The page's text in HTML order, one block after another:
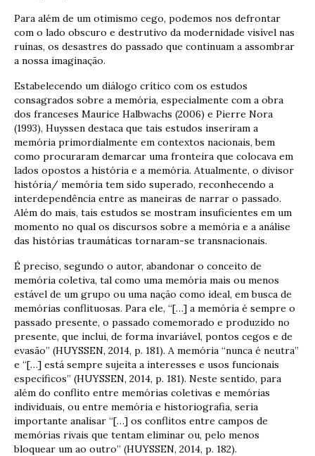
Para além de um otimismo cego, podemos nos defrontar
com o lado obscuro e destrutivo da modernidade visível nas
ruínas, os desastres do passado que continuam a assombrar
a nossa imaginação.
Estabelecendo um diálogo crítico com os estudos
consagrados sobre a memória, especialmente com a obra
dos franceses Maurice Halbwachs (2006) e Pierre Nora
(1993), Huyssen destaca que tais estudos inseriram a
memória primordialmente em contextos nacionais, bem
como procuraram demarcar uma fronteira que colocava em
lados opostos a história e a memória. Atualmente, o divisor
história/ memória tem sido superado, reconhecendo a
interdependência entre as maneiras de narrar o passado.
Além do mais, tais estudos se mostram insuficientes em um
momento no qual os discursos sobre a memória e a análise
das histórias traumáticas tornaram-se transnacionais.
É preciso, segundo o autor, abandonar o conceito de
memória coletiva, tal como uma memória mais ou menos
estável de um grupo ou uma nação como ideal, em busca de
memórias conflituosas. Para ele, “[…] a memória é sempre o
passado presente, o passado comemorado e produzido no
presente, que inclui, de forma invariável, pontos cegos e de
evasão” (HUYSSEN, 2014, p. 181). A memória “nunca é neutra”
e “[…] está sempre sujeita a interesses e usos funcionais
específicos” (HUYSSEN, 2014, p. 181). Neste sentido, para
além do conflito entre memórias coletivas e memórias
individuais, ou entre memória e historiografia, seria
importante analisar “[…] os conflitos entre campos de
memórias rivais que tentam eliminar ou, pelo menos
bloquear um ao outro” (HUYSSEN, 2014, p. 182).